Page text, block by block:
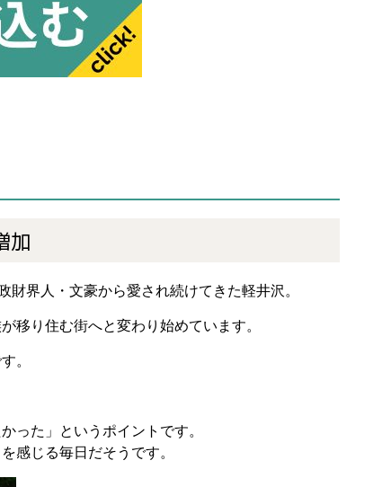
加
界人・文豪から愛され続けてきた軽井沢。
移り住む街へと変わり始めています。
。
った」というポイントです。
感じる毎日だそうです。